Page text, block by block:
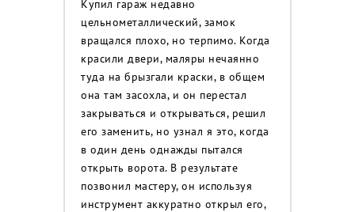
Купил гараж недавно
цельнометаллический, замок
вращался плохо, но терпимо. Когда
красили двери, маляры нечаянно
туда на брызгали краски, в общем
она там засохла, и он перестал
закрываться и открываться, решил
его заменить, но узнал я это, когда
в один день однажды пытался
открыть ворота. В результате
позвонил мастеру, он используя
инструмент аккуратно открыл его,